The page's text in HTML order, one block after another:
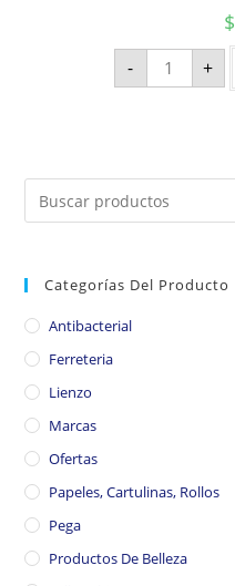
$
- +
Categorías Del Producto
Antibacterial
Ferreteria
Lienzo
Marcas
Ofertas
Papeles, Cartulinas, Rollos
Pega
Productos De Belleza